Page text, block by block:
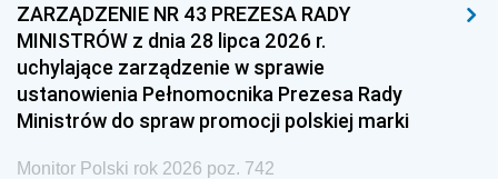
ZARZĄDZENIE NR 43 PREZESA RADY
MINISTRÓW z dnia 28 lipca 2026 r.
uchylające zarządzenie w sprawie
ustanowienia Pełnomocnika Prezesa Rady
Ministrów do spraw promocji polskiej marki
Monitor Polski rok 2026 poz. 742